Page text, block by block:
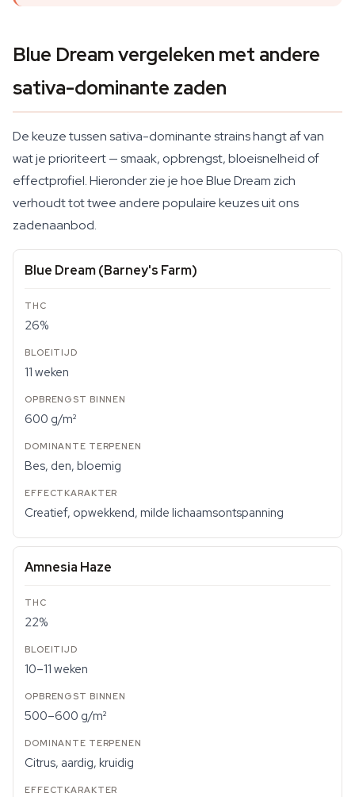
Blue Dream vergeleken met andere
sativa-dominante zaden
De keuze tussen sativa-dominante strains hangt af van
wat je prioriteert — smaak, opbrengst, bloeisnelheid of
effectprofiel. Hieronder zie je hoe Blue Dream zich
verhoudt tot twee andere populaire keuzes uit ons
zadenaanbod.
Blue Dream (Barney's Farm)
26%
11 weken
600 g/m²
Bes, den, bloemig
Creatief, opwekkend, milde lichaamsontspanning
Amnesia Haze
22%
10–11 weken
500–600 g/m²
Citrus, aardig, kruidig